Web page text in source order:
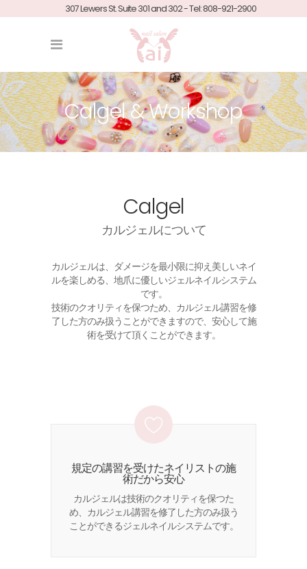
307 Lewers St. Suite 301 and 302 - Tel: 808-921-2900
Calgel & Workshop
Calgel
カルジェルについて
カルジェルは、ダメージを最小限に抑え美しいネイ
ルを楽しめる、地爪に優しいジェルネイルシステム
です。
技術のクオリティを保つため、カルジェル講習を修
了した方のみ扱うことができますので、安心して施
術を受けて頂くことができます。
規定の講習を受けたネイリストの施
術だから安心
カルジェルは技術のクオリティを保つた
め、カルジェル講習を修了した方のみ扱う
ことができるジェルネイルシステムです。